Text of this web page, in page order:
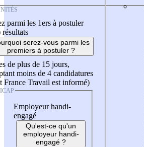
parmi les 1ers à postuler
résultats
serez-vous parmi les
premiers à postuler ?
de plus de 15 jours,
moins de 4 candidatures
France Travail est informé)
Employeur handi-
engagé
Qu'est-ce qu'un
employeur handi-
engagé ?